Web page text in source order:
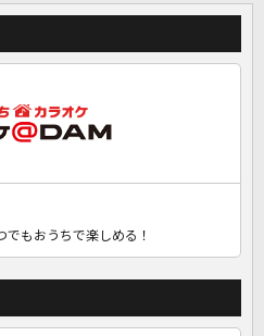
でもおうちで楽しめる！